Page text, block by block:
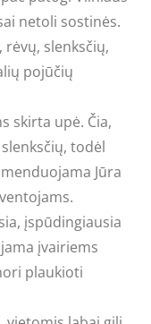
netoli sostinės.
slenksčių,
pojūčių
skirta upė. Čia,
todėl
Jūra
įspūdingiausia
įvairiems
plaukioti